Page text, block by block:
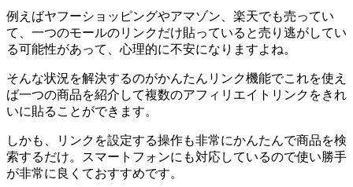
例えばヤフーショッピングやアマゾン、楽天でも売ってい
て、一つのモールのリンクだけ貼っていると売り逃がしてい
る可能性があって、心理的に不安になりますよね。
そんな状況を解決するのがかんたんリンク機能でこれを使え
ば一つの商品を紹介して複数のアフィリエイトリンクをきれ
いに貼ることができます。
しかも、リンクを設定する操作も非常にかんたんで商品を検
索するだけ。スマートフォンにも対応しているので使い勝手
が非常に良くておすすめです。